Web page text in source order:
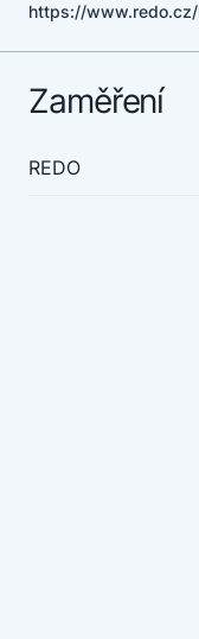
https://www.redo.cz/
Zaměření
REDO